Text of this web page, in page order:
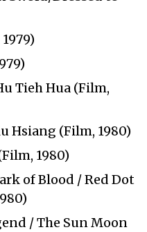
Tieh Hua (Film,
Hsiang (Film, 1980)
1980)
of Blood / Red Dot
/ The Sun Moon